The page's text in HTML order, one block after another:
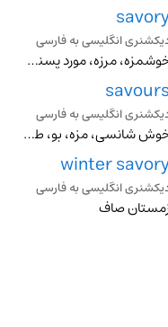
انگلیسی به فارسی
خوشمزه، مرزه، مورد پسند، خوش طعم، خوشگوار، خوش مزه، لذیذ، مطبوع طبع
savours
انگلیسی به فارسی
خوش شانسی، مزه، بو، طعم، حس ذائقه، دوست داشتن، مزه کردن، فهمیدن
winter
انگلیسی به فارسی
صاف